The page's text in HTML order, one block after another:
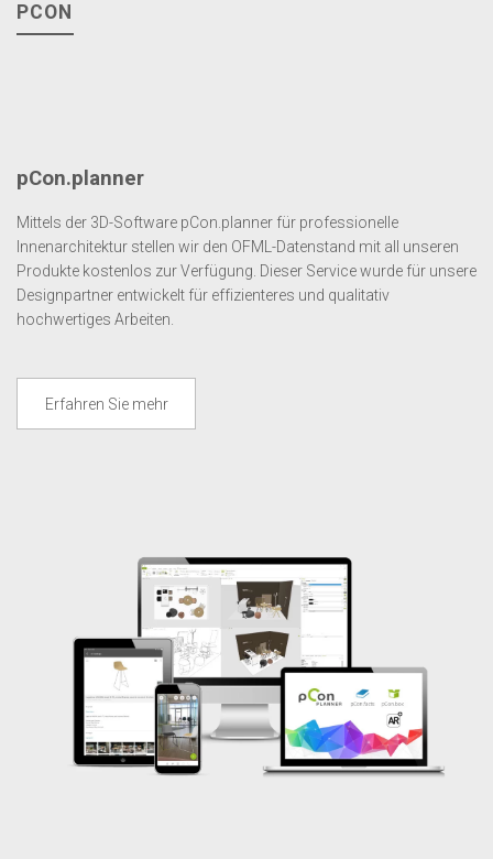
PCON
pCon.planner
Mittels der 3D-Software pCon.planner für professionelle
Innenarchitektur stellen wir den OFML-Datenstand mit all unseren
Produkte kostenlos zur Verfügung. Dieser Service wurde für unsere
Designpartner entwickelt für effizienteres und qualitativ
hochwertiges Arbeiten.
Erfahren Sie mehr